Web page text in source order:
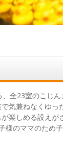
全23室のこじ
気兼ねなくゆ
楽しめる設え
のママのため